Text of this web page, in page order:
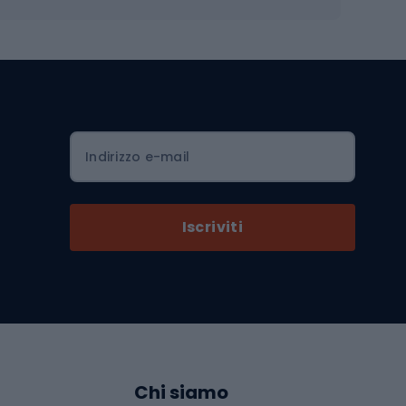
Sedili per cicli
Componenti per biciclette
Selle per biciclette
Pedali da bicicletta
Indirizzo e-mail
Iscriviti
Chi siamo